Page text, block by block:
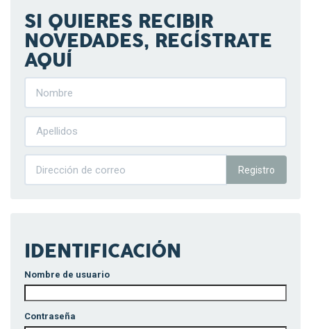
SI QUIERES RECIBIR
NOVEDADES, REGÍSTRATE
AQUÍ
Registro
IDENTIFICACIÓN
Nombre de usuario
Contraseña